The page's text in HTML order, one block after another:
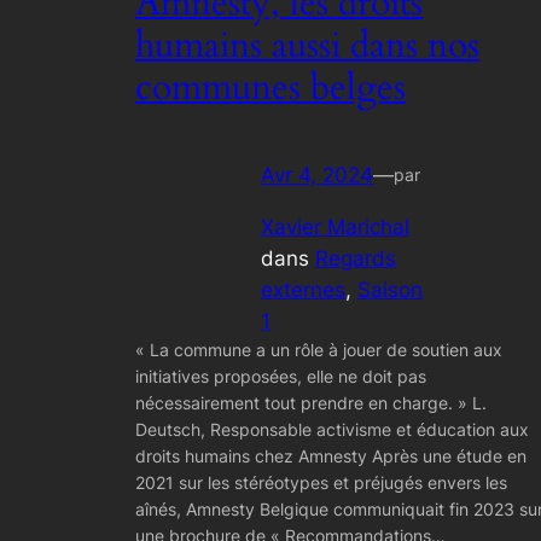
humains aussi dans nos
communes belges
Avr 4, 2024—par
Xavier Marichal
dans Regards
externes, Saison
1
« La commune a un rôle à jouer de soutien aux
initiatives proposées, elle ne doit pas
nécessairement tout prendre en charge. » L.
Deutsch, Responsable activisme et éducation aux
droits humains chez Amnesty Après une étude en
2021 sur les stéréotypes et préjugés envers les
aînés, Amnesty Belgique communiquait fin 2023
une brochure de « Recommandations…